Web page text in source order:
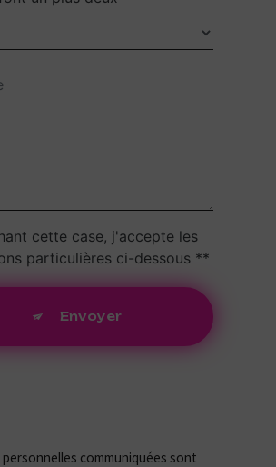
cette case, j'accepte les
particulières ci-dessous **
Envoyer
communiquées sont